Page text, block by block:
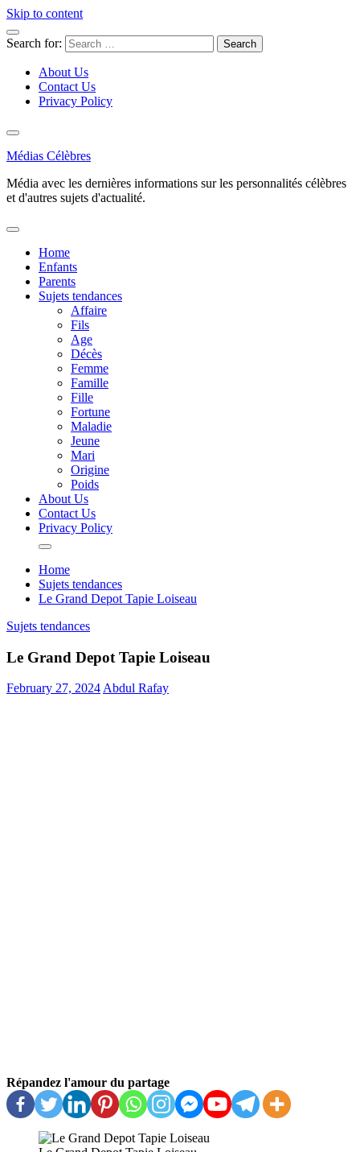
Skip to content
Search for:
About Us
Contact Us
Privacy Policy
Médias Célèbres
Média avec les dernières informations sur les personnalités célèbres
et d'autres sujets d'actualité.
Home
Enfants
Parents
Sujets tendances
Affaire
Fils
Age
Décès
Femme
Famille
Fille
Fortune
Maladie
Jeune
Mari
Origine
Poids
About Us
Contact Us
Privacy Policy
Home
Sujets tendances
Le Grand Depot Tapie Loiseau
Sujets tendances
Le Grand Depot Tapie Loiseau
February 27, 2024Abdul Rafay
Répandez l'amour du partage